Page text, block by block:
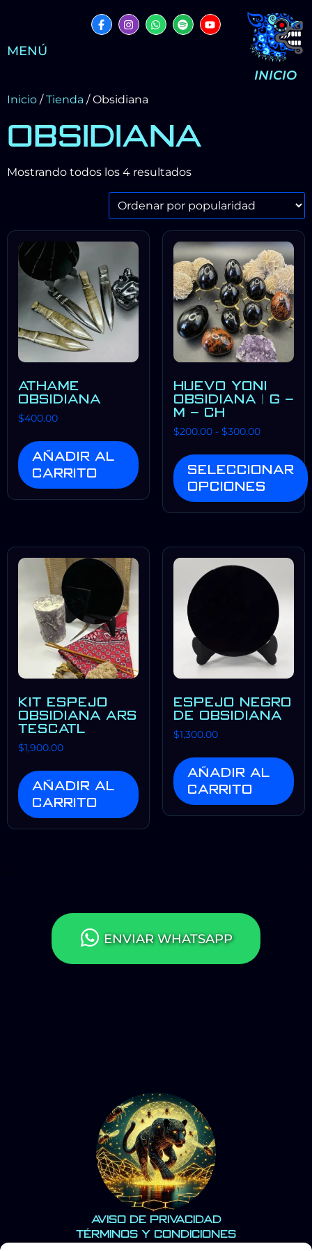
MENÚ
INICIO
Inicio /Tienda / Obsidiana
OBSIDIANA
Mostrando todos los 4 resultados
ATHAME
OBSIDIANA
$400.00
Añadir al
carrito
HUEVO YONI
OBSIDIANA | G –
M – CH
$200.00 - $300.00
Seleccionar
opciones
KIT ESPEJO
OBSIDIANA ARS
TESCATL
$1,900.00
Añadir al
carrito
ESPEJO NEGRO
DE OBSIDIANA
$1,300.00
Añadir al
carrito
ENVIAR WHATSAPP
Aviso de Privacidad
Términos y Condiciones